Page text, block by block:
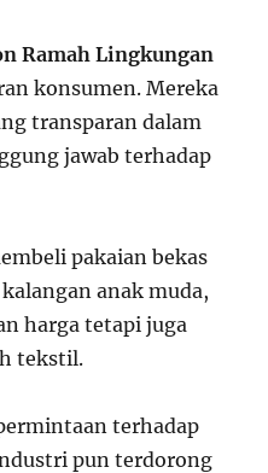
Ramah Lingkungan
konsumen. Mereka
transparan dalam
jawab terhadap
pakaian bekas
anak muda,
harga tetapi juga
tekstil.
terhadap
pun terdorong